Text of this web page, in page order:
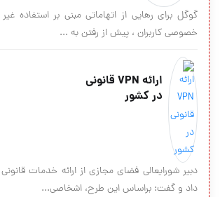
گوگل برای رهایی از اتهاماتی مبنی بر استفاده
خصوصی کاربران ، پیش از رفتن به ...
ارائه VPN قانونی
در کشور
داد و گفت: براساس این طرح، اشخاصی...